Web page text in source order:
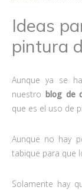
Ideas
pintura
Aunque ya se
nuestro blog de
que es el uso de
Aunque no hay
tabique para que
Solamente hay